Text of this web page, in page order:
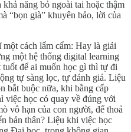
năng bỏ ngoài tai hoặc thậm
“bọn già” khuyên bảo, lời của
cách lẩm cẩm: Hay là giải
một hệ thống digital learning
để ai muốn học gì thì tự đi
tự sàng lọc, tự đánh giá. Liệu
bắt buộc nữa, khi bằng cấp
việc học có quay về đúng với
vô hạn của con người, để thoả
bản thân? Liệu khi việc học